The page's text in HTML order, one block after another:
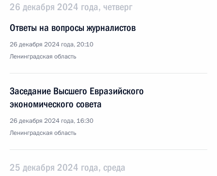
26 декабря 2024 года, четверг
Ответы на вопросы журналистов
26 декабря 2024 года, 20:10
Ленинградская область
Заседание Высшего Евразийского
экономического совета
26 декабря 2024 года, 16:30
Ленинградская область
25 декабря 2024 года, среда